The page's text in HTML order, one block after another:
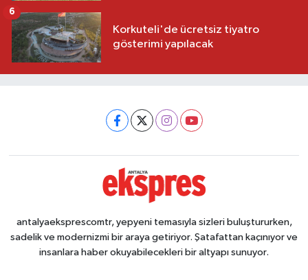
Korkuteli'de ücretsiz tiyatro
gösterimi yapılacak
6
antalyaeksprescomtr, yepyeni temasıyla sizleri buluştururken,
sadelik ve modernizmi bir araya getiriyor. Şatafattan kaçınıyor ve
insanlara haber okuyabilecekleri bir altyapı sunuyor.